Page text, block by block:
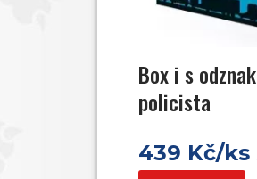
Box i s
policista
439 Kč/ks